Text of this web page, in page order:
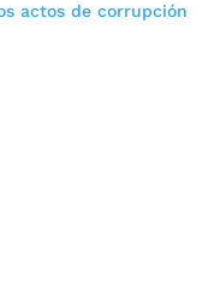
actos de corrupción